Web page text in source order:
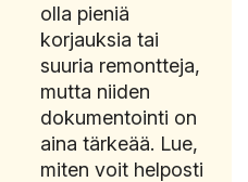
olla pieniä
korjauksia tai
suuria remontteja,
mutta niiden
dokumentointi on
aina tärkeää. Lue,
miten voit helposti